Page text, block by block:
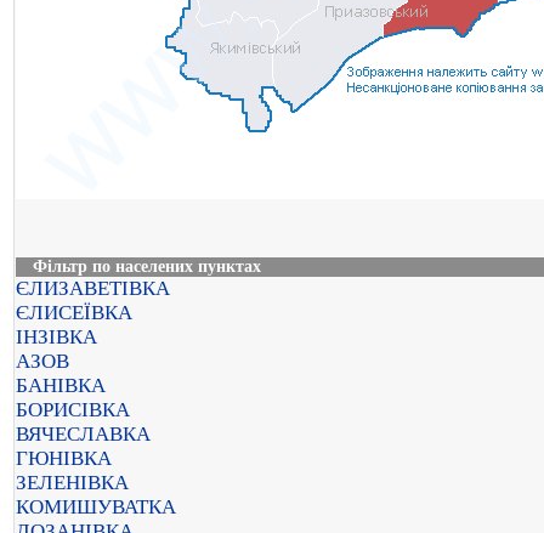
Фільтр по населених пунктах
ЄЛИЗАВЕТІВКА
ЄЛИСЕЇВКА
ІНЗІВКА
АЗОВ
БАНІВКА
БОРИСІВКА
ВЯЧЕСЛАВКА
ГЮНІВКА
ЗЕЛЕНІВКА
КОМИШУВАТКА